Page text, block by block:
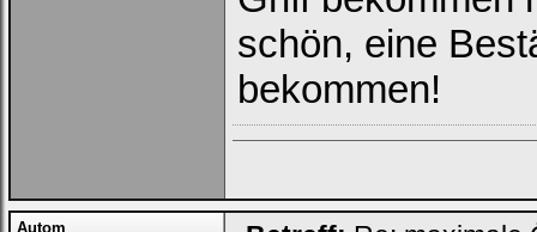
schön, eine
bekommen!
Autom